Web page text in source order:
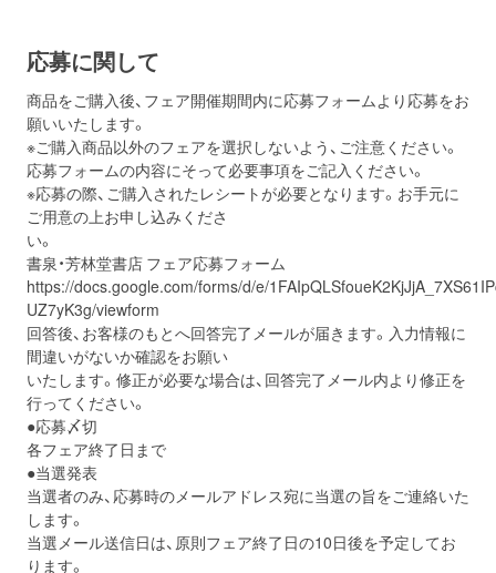
応募に関して
商品をご購入後、フェア開催期間内に応募フォームより応募をお
願いいたします。
※ご購入商品以外のフェアを選択しないよう、ご注意ください。
応募フォームの内容にそって必要事項をご記入ください。
※応募の際、ご購入されたレシートが必要となります。お手元に
ご用意の上お申し込みくださ
い。
書泉・芳林堂書店 フェア応募フォーム
https://docs.google.com/forms/d/e/
UZ7yK3g/viewform
回答後、お客様のもとへ回答完了メールが届きます。入力情報に
間違いがないか確認をお願い
いたします。修正が必要な場合は、回答完了メール内より修正を
行ってください。
●応募〆切
各フェア終了日まで
●当選発表
当選者のみ、応募時のメールアドレス宛に当選の旨をご連絡いた
します。
当選メール送信日は、原則フェア終了日の10日後を予定してお
ります。